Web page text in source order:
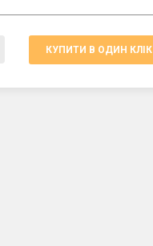
КУПИТИ В ОДИН КЛІК